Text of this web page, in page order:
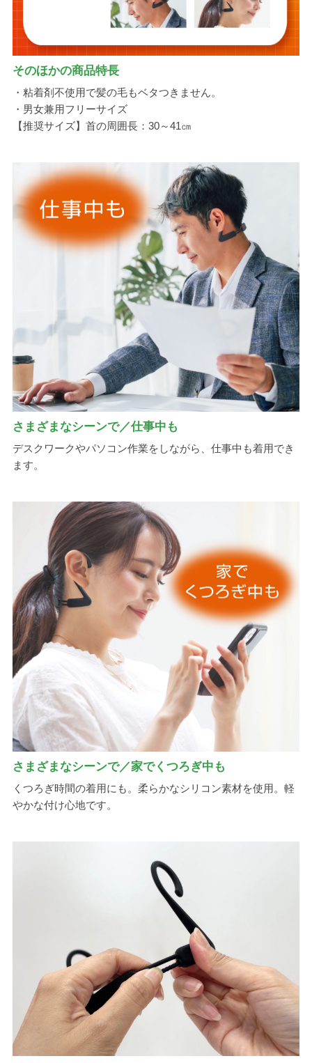
そのほかの商品特長
・粘着剤不使用で髪の毛もベタつきません。
・男女兼用フリーサイズ
【推奨サイズ】首の周囲長：30～41㎝
さまざまなシーンで／仕事中も
デスクワークやパソコン作業をしながら、仕事中も着用でき
ます。
さまざまなシーンで／家でくつろぎ中も
くつろぎ時間の着用にも。柔らかなシリコン素材を使用。軽
やかな付け心地です。